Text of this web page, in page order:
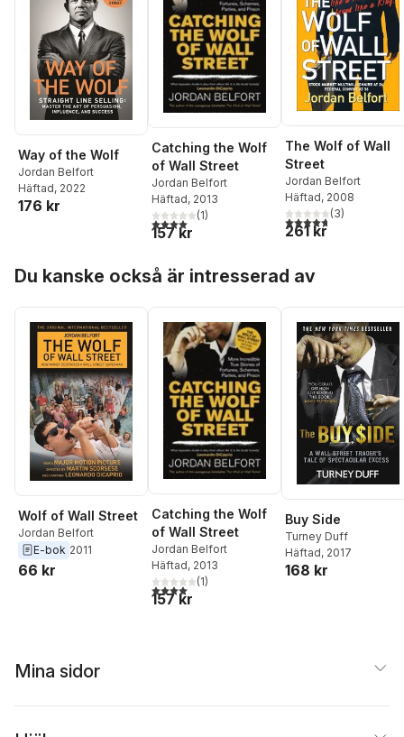
Way of the Wolf
Jordan Belfort
Häftad, 2022
176 kr
Catching the Wolf
of Wall Street
Jordan Belfort
Häftad, 2013
4,0utav 5 stjärnor. Totalt antal röster:
(1)
157 kr
The Wolf of Wall
Street
Jordan Belfort
Häftad, 2008
4,7utav 5 stjärnor.
(3)
261 kr
Du kanske också är intresserad av
Wolf of Wall Street
Jordan Belfort
E-bok 2011
66 kr
Catching the Wolf
of Wall Street
Jordan Belfort
Häftad, 2013
4,0utav 5 stjärnor. Totalt antal röster:
(1)
157 kr
Buy Side
Turney Duff
Häftad, 2017
168 kr
Mina sidor